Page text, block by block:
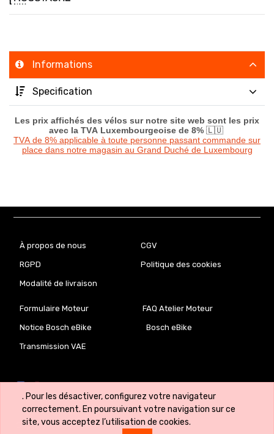
. Pour les désactiver, configurez votre navigateur
correctement. En poursuivant votre navigation sur ce
site, vous acceptez l’utilisation de cookies.
Informations
Specification
Les prix affichés des vélos sur notre site web sont les prix
avec la TVA Luxembourgeoise de 8% 🇱🇺
TVA de 8% applicable à toute personne passant commande sur
place dans notre magasin au Grand Duché de Luxembourg
À propos de nous CGV
RGPD Politique des cookies
Modalité de livraison
Formulaire Moteur FAQ Atelier Moteur
Notice Bosch eBike Bosch eBike
Transmission VAE
Copyright © VeloLab.lu 🇱🇺